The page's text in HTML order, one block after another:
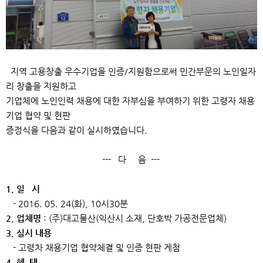
지역 고용창출 우수기업을 인증/지원함으로써 민간부문의 노인일자
리 창출을 지원하고
기업체에 노인인력 채용에 대한 자부심을 부여하기 위한 고령자 채용
기업 협약 및 현판
증정식을 다음과 같이 실시하였습니다.
--- 다 음 ---
1. 일 시
- 2016. 05. 24(화), 10시30분
2. 업체명 : (주)대고물산(익산시 소재, 단호박 가공전문업체)
3. 실시 내용
- 고령차 채용기업 협약체결 및 인증 현판 게첨